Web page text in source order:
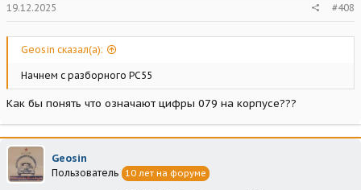
19.12.2025 #408
Geosin сказал(а):
Начнем с разборного РС55
Как бы понять что означают цифры 079 на корпусе???
Geosin
Пользователь 10 лет на форуме